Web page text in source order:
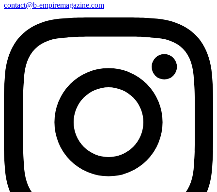
contact@b-empiremagazine.com